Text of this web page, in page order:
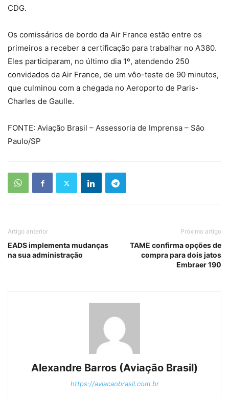
CDG.
Os comissários de bordo da Air France estão entre os
primeiros a receber a certificação para trabalhar no A380.
Eles participaram, no último dia 1º, atendendo 250
convidados da Air France, de um vôo-teste de 90 minutos,
que culminou com a chegada no Aeroporto de Paris-
Charles de Gaulle.
FONTE: Aviação Brasil – Assessoria de Imprensa – São
Paulo/SP
Artigo anterior
EADS implementa mudanças
na sua administração
Próximo artigo
TAME confirma opções de
compra para dois jatos
Embraer 190
Alexandre Barros (Aviação Brasil)
https://aviacaobrasil.com.br